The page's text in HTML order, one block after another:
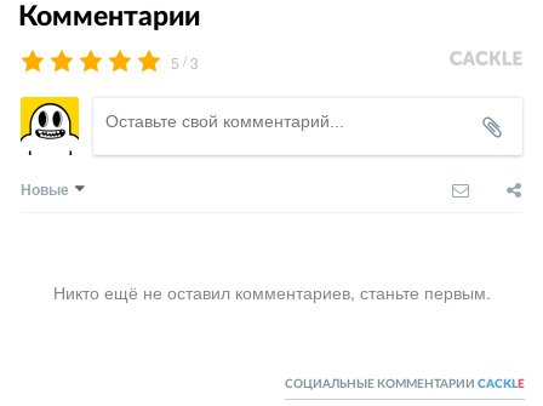
Комментарии
5 /3
Новые
Никто ещё не оставил комментариев, станьте первым.
СОЦИАЛЬНЫЕ КОММЕНТАРИИ CACKL E